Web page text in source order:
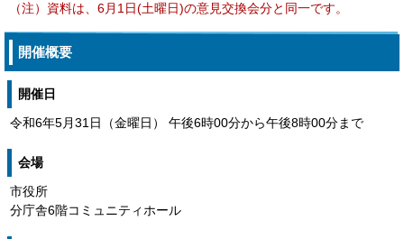
（注）資料は、6月1日(土曜日)の意見交換会分と同一です。
開催概要
開催日
令和6年5月31日（金曜日） 午後6時00分から午後8時00分まで
会場
市役所
分庁舎6階コミュニティホール